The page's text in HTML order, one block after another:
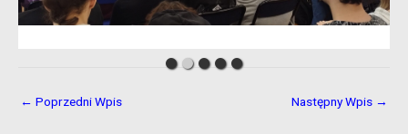
← Poprzedni Wpis Następny Wpis →